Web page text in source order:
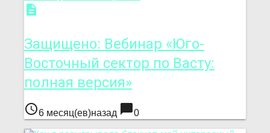
description
Защищено: Вебинар «Юго-
Восточный сектор по Васту:
полная версия»
access_time6 месяц(ев)назад chat_bubble0